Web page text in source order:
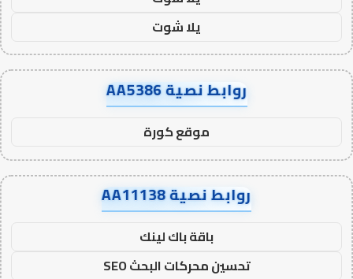
يلا شوت
روابط نصية AA5386
موقع كورة
روابط نصية AA11138
باقة باك لينك
تحسين محركات البحث SEO